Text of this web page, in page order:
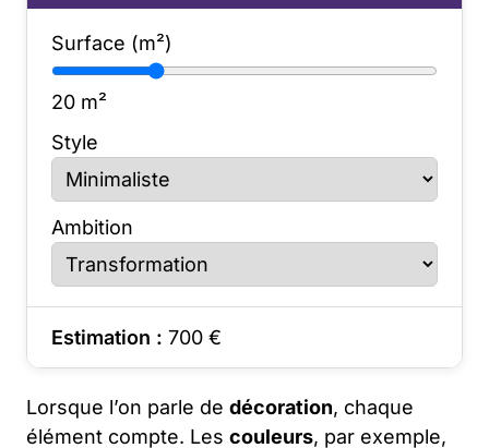
Surface (m²)
20 m²
Style
Ambition
Estimation : 700 €
Lorsque l’on parle de décoration, chaque
élément compte. Les couleurs, par exemple,